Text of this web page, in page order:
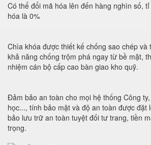
Có thể đổi mã hóa lên đến hàng nghìn số,
hóa là 0%
Chìa khóa được thiết kế chống sao chép và
khả năng chống trộm phá ngay từ bề mặt,
nhiệm cán bộ cấp cao bàn giao kho quỹ.
Đảm bảo an toàn cho mọi hệ thống Công
học..., tính bảo mật và độ an toàn được đặt
bảo lưu trữ an toàn tuyệt đối tư trang, tiền
trọng.